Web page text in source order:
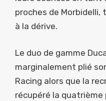
proches de
à la dérive.
Le duo de gamme
marginalement plié
Racing alors que la
récupéré la quatrième